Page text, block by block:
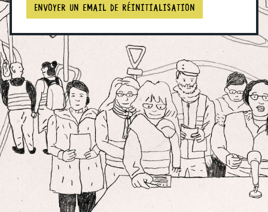
Envoyer un email de réinitialisation